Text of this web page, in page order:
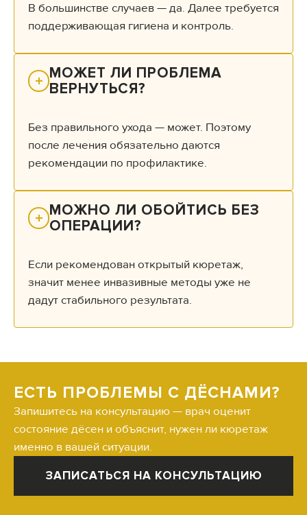
В большинстве случаев — да. Далее требуется
поддерживающая гигиена и контроль.
МОЖЕТ ЛИ ПРОБЛЕМА
ВЕРНУТЬСЯ?
Без правильного ухода — может. Поэтому
после лечения обязательно даются
рекомендации по профилактике.
МОЖНО ЛИ ОБОЙТИСЬ БЕЗ
ОПЕРАЦИИ?
Если рекомендован открытый кюретаж,
значит менее инвазивные методы уже не
дадут стабильного результата.
ЕСТЬ ПРОБЛЕМЫ С ДЁСНАМИ?
Запишитесь на консультацию — врач оценит
состояние дёсен и объяснит, нужен ли кюретаж
именно в вашей ситуации.
ЗАПИСАТЬСЯ НА КОНСУЛЬТАЦИЮ